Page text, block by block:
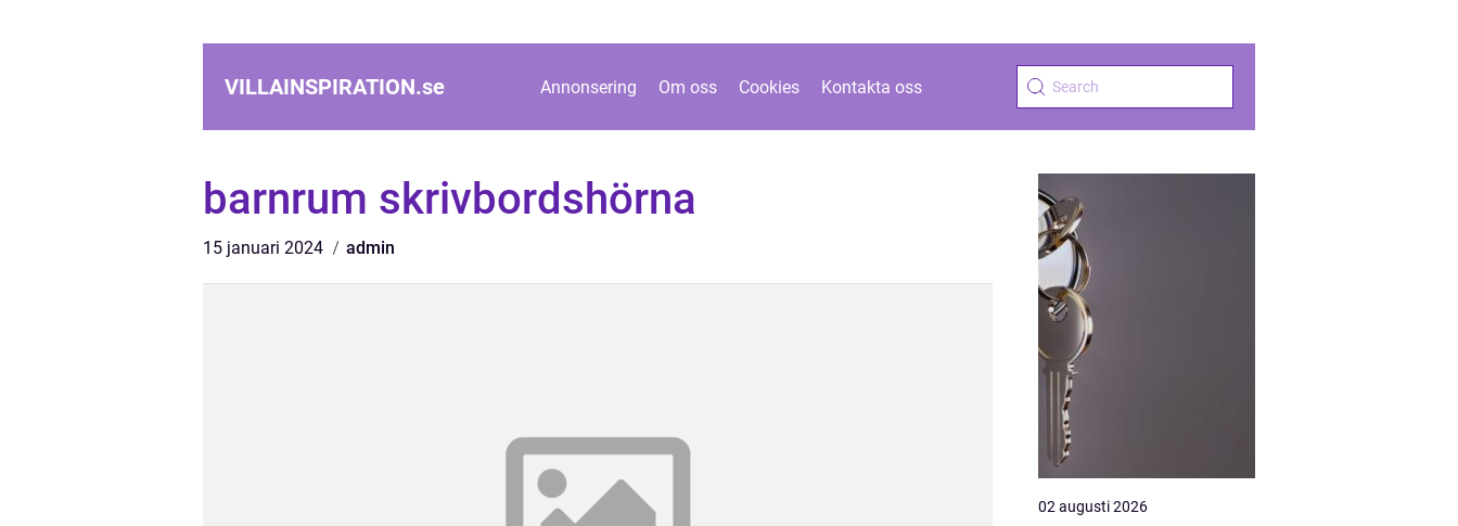
VILLAINSPIRATION.se Annonsering Om oss Cookies Kontakta oss
barnrum skrivbordshörna
15 januari 2024 admin
02 augusti 2026